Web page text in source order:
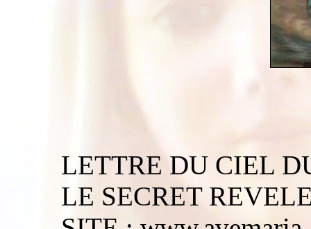
LETTRE DU CIEL
LE SECRET